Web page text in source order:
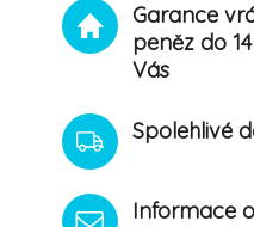
Garance
peněz do
Vás
Spolehlivé
Informace